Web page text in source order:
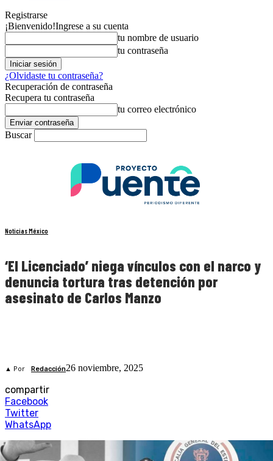
Registrarse
¡Bienvenido!Ingrese a su cuenta
tu nombre de usuario
tu contraseña
¿Olvidaste tu contraseña?
Recuperación de contraseña
Recupera tu contraseña
tu correo electrónico
Buscar
Noticias México
‘El Licenciado’ niega vínculos con el narco y
denuncia tortura tras detención por
asesinato de Carlos Manzo
▲ Por Redacción26 noviembre, 2025
compartir
Facebook
Twitter
WhatsApp